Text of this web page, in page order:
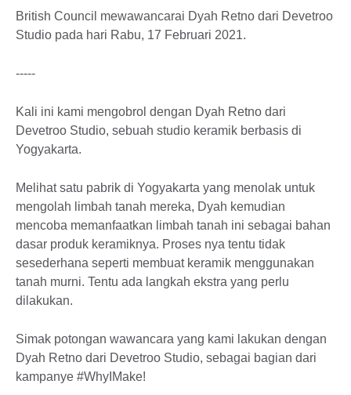
British Council mewawancarai Dyah Retno dari Devetroo
Studio pada hari Rabu, 17 Februari 2021.
-----
Kali ini kami mengobrol dengan Dyah Retno dari
Devetroo Studio, sebuah studio keramik berbasis di
Yogyakarta.
Melihat satu pabrik di Yogyakarta yang menolak untuk
mengolah limbah tanah mereka, Dyah kemudian
mencoba memanfaatkan limbah tanah ini sebagai bahan
dasar produk keramiknya. Proses nya tentu tidak
sesederhana seperti membuat keramik menggunakan
tanah murni. Tentu ada langkah ekstra yang perlu
dilakukan.
Simak potongan wawancara yang kami lakukan dengan
Dyah Retno dari Devetroo Studio, sebagai bagian dari
kampanye #WhyIMake!